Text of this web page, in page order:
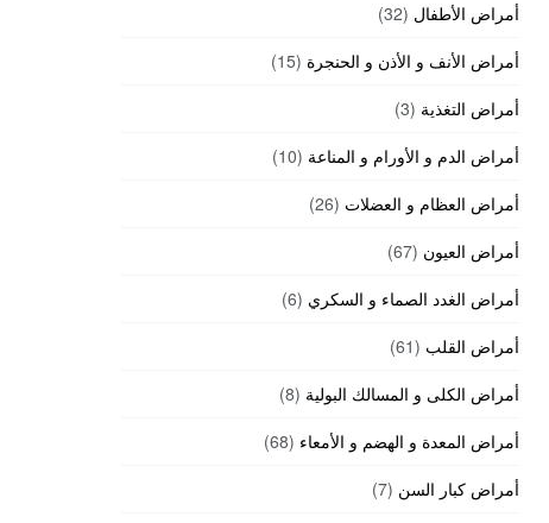
أمراض الأطفال (32)
أمراض الأنف و الأذن و الحنجرة (15)
أمراض التغذية (3)
أمراض الدم و الأورام و المناعة (10)
أمراض العظام و العضلات (26)
أمراض العيون (67)
أمراض الغدد الصماء و السكري (6)
أمراض القلب (61)
أمراض الكلى و المسالك البولية (8)
أمراض المعدة و الهضم و الأمعاء (68)
أمراض كبار السن (7)